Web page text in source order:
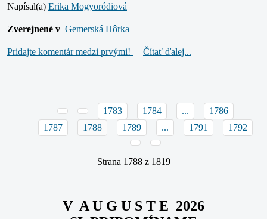
Napísal(a) Erika Mogyoródiová
Zverejnené v Gemerská Hôrka
Pridajte komentár medzi prvými! Čítať ďalej...
1783 1784 ...
1786
1787
1788 1789 ... 1791 1792
Strana 1788 z 1819
V A U G U S T E 2026